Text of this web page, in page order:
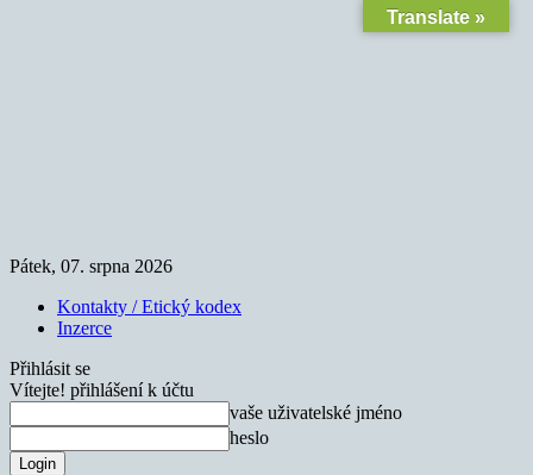
Pátek, 07. srpna 2026
Kontakty / Etický kodex
Inzerce
Přihlásit se
Vítejte! přihlášení k účtu
vaše uživatelské jméno
heslo
Translate »